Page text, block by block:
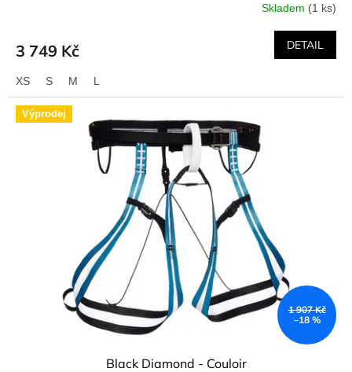
Skladem (1 ks)
3 749 Kč DETAIL
XS S M L
Výprodej
1 907 Kč
–18 %
Black Diamond - Couloir